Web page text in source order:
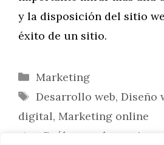
y la disposición del sitio
éxito de un sitio.
Categorías
Marketing
Etiquetas
Desarrollo web, Diseño
digital, Marketing online
¿Cuáles son los